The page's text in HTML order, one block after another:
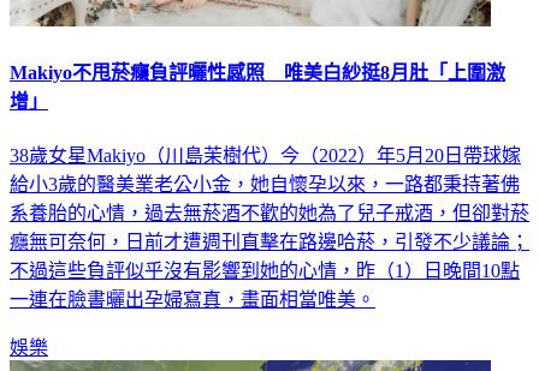
Makiyo不甩菸癮負評曬性感照 唯美白紗挺8月肚「上圍激
增」
38歲女星Makiyo（川島茉樹代）今（2022）年5月20日帶球嫁
給小3歲的醫美業老公小金，她自懷孕以來，一路都秉持著佛
系養胎的心情，過去無菸酒不歡的她為了兒子戒酒，但卻對菸
癮無可奈何，日前才遭週刊直擊在路邊哈菸，引發不少議論；
不過這些負評似乎沒有影響到她的心情，昨（1）日晚間10點
一連在臉書曬出孕婦寫真，畫面相當唯美。
娛樂